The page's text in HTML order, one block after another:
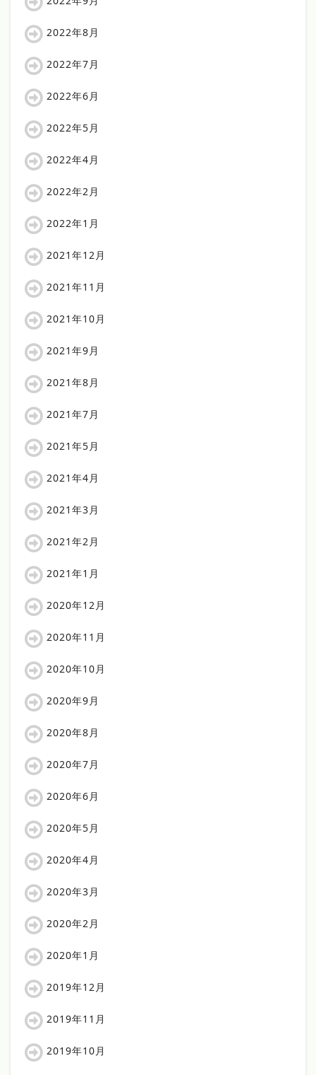
2022年8月
2022年7月
2022年6月
2022年5月
2022年4月
2022年2月
2022年1月
2021年12月
2021年11月
2021年10月
2021年9月
2021年8月
2021年7月
2021年5月
2021年4月
2021年3月
2021年2月
2021年1月
2020年12月
2020年11月
2020年10月
2020年9月
2020年8月
2020年7月
2020年6月
2020年5月
2020年4月
2020年3月
2020年2月
2020年1月
2019年12月
2019年11月
2019年10月